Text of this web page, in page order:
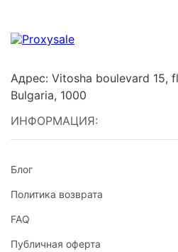
Адрес: Vitosha boulevard
Bulgaria, 1000
ИНФОРМАЦИЯ:
Блог
Политика возврата
FAQ
Публичная оферта